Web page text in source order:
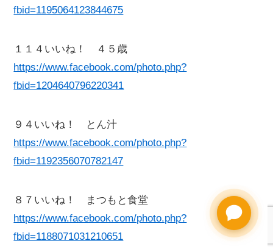
fbid=1195064123844675
１１４いいね！ ４５歳
https://www.facebook.com/photo.php?
fbid=1204640796220341
９４いいね！ とん汁
https://www.facebook.com/photo.php?
fbid=1192356070782147
８７いいね！ まつもと食堂
https://www.facebook.com/photo.php?
fbid=1188071031210651